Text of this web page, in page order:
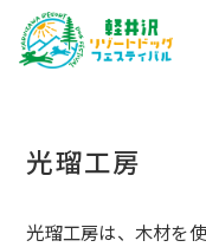
光瑠工房
光瑠工房は、木材を